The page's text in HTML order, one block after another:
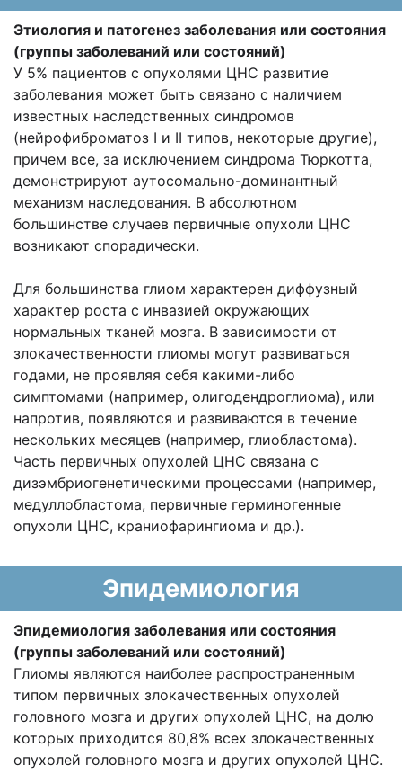
Этиология и патогенез заболевания или состояния
(группы заболеваний или состояний)
У 5% пациентов с опухолями ЦНС развитие
заболевания может быть связано с наличием
известных наследственных синдромов
(нейрофиброматоз I и II типов, некоторые другие),
причем все, за исключением синдрома Тюркотта,
демонстрируют аутосомально-доминантный
механизм наследования. В абсолютном
большинстве случаев первичные опухоли ЦНС
возникают спорадически.
Для большинства глиом характерен диффузный
характер роста с инвазией окружающих
нормальных тканей мозга. В зависимости от
злокачественности глиомы могут развиваться
годами, не проявляя себя какими-либо
симптомами (например, олигодендроглиома), или
напротив, появляются и развиваются в течение
нескольких месяцев (например, глиобластома).
Часть первичных опухолей ЦНС связана с
дизэмбриогенетическими процессами (например,
медуллобластома, первичные герминогенные
опухоли ЦНС, краниофарингиома и др.).
Эпидемиология
Эпидемиология заболевания или состояния
(группы заболеваний или состояний)
Глиомы являются наиболее распространенным
типом первичных злокачественных опухолей
головного мозга и других опухолей ЦНС, на долю
которых приходится 80,8% всех злокачественных
опухолей головного мозга и других опухолей ЦНС.